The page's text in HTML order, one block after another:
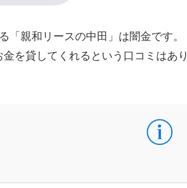
親和リースの中田」は闇金です。
を貸してくれるという口コミはあり